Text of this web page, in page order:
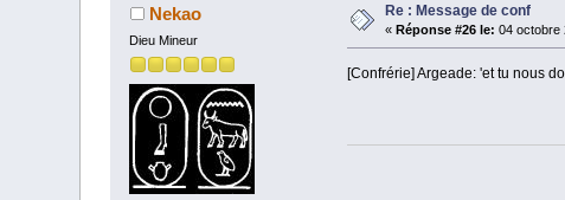
Nekao
Dieu Mineur
Re : Message de conf
«Réponse #26 le: 04 octobre
[Confrérie] Argeade: 'et tu nous